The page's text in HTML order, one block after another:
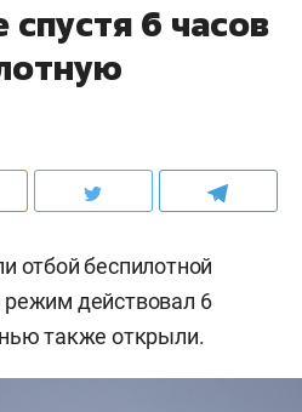
спустя 6 часов
отбой беспилотной
действовал 6
также открыли.